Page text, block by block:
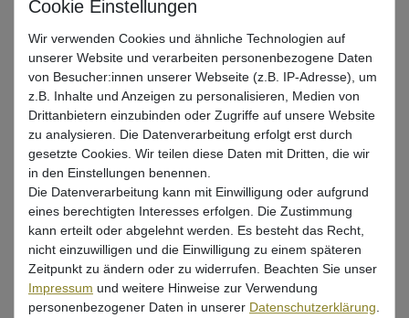
Kundenrezensionen()
4
3
2
1
Rezensionen werden geladen...
Wir verwenden Cookies und ähnliche Technologien auf
unserer Website und verarbeiten personenbezogene Daten
von Besucher:innen unserer Webseite (z.B. IP-Adresse), um
z.B. Inhalte und Anzeigen zu personalisieren, Medien von
Drittanbietern einzubinden oder Zugriffe auf unsere Website
zu analysieren. Die Datenverarbeitung erfolgt erst durch
gesetzte Cookies. Wir teilen diese Daten mit Dritten, die wir
in den Einstellungen benennen.
Die Datenverarbeitung kann mit Einwilligung oder aufgrund
eines berechtigten Interesses erfolgen. Die Zustimmung
kann erteilt oder abgelehnt werden. Es besteht das Recht,
nicht einzuwilligen und die Einwilligung zu einem späteren
Zeitpunkt zu ändern oder zu widerrufen. Beachten Sie unser
Impressum und weitere Hinweise zur Verwendung
personenbezogener Daten in unserer Daten­schutz­erklärung